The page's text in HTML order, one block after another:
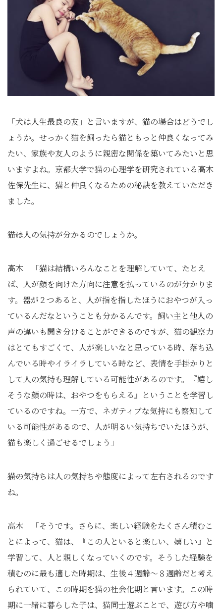
「犬は人生最良の友」と言いますが、猫の場合はどうでし
ょうか。せっかく猫を飼ったら猫ともっと仲良くなってみ
たい、家族や友人のように親密な関係を築いてみたいと思
いますよね。京都大学で猫の心理学を研究されている高木
佐保先生に、猫と仲良くなるための秘訣を教えていただき
ました。
――猫は人の気持が分かるのでしょうか。
高木 「猫は結構いろんなことを理解していて、たとえ
ば、人が顔を向けた方向に注意を払っているのが分かりま
す。器が２つあると、人が指を指したほうにおやつが入っ
ているんだなということも分かるんです。飼い主と他人の
声の違いも聞き分けることができるのですが、猫の観察力
はとてもすごくて、人が楽しいなと思っている時、落ち込
んでいる時やイライラしている時など、表情を手掛かりと
して人の気持も理解している可能性があるのです。『嬉し
そうな顔の時は、おやつをもらえる』ということを学習し
ているのですね。一方で、ネガティブな気持にも察知して
いる可能性があるので、人が明るい気持ちでいたほうが、
猫も楽しく過ごせるでしょう」
――猫の気持ちは人の気持ちや態度によって左右されるのです
ね。
高木 「そうです。さらに、楽しい経験をたくさん積むこ
とによって、猫は、『この人といると楽しい、嬉しい』と
学習して、人と親しくなっていくのです。そうした経験を
積むのに最も適した時期は、生後４週齢～８週齢だと考え
られていて、この時期を猫の社会化期と言います。この時
期に一緒に暮らした子は、猫同士遊ぶことで、遊び方や噛